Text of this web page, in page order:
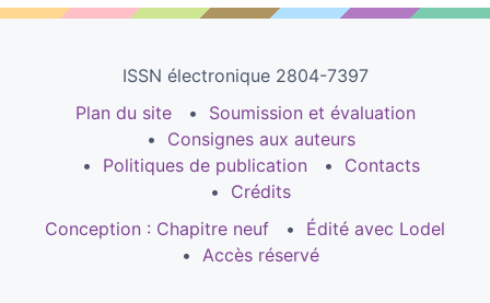
ISSN électronique 2804-7397
Plan du site
Soumission et évaluation
Consignes aux auteurs
Politiques de publication
Contacts
Crédits
Conception : Chapitre neuf
Édité avec Lodel
Accès réservé